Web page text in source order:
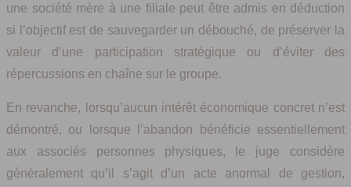
une société mère à une filiale peut être admis en déduction
si l’objectif est de sauvegarder un débouché, de préserver la
valeur d’une participation stratégique ou d’éviter des
répercussions en chaîne sur le groupe.
En revanche, lorsqu’aucun intérêt économique concret n’est
démontré, ou lorsque l’abandon bénéficie essentiellement
aux associés personnes physiques, le juge considère
généralement qu’il s’agit d’un acte anormal de gestion,